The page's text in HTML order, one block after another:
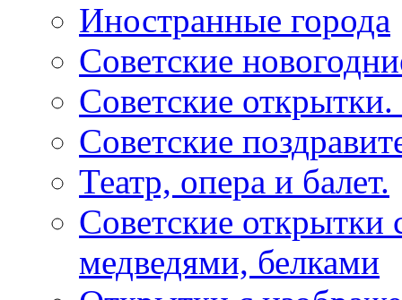
Иностранные города
Советские
Советские
Советские
Театр, опера и балет.
Советские открытки
медведями, белками